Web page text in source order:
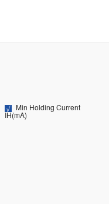
Min Holding Current
IH(mA)